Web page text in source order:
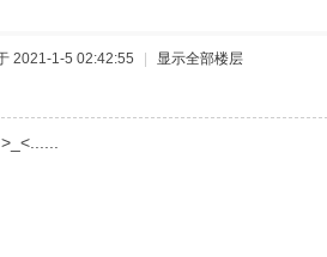
2021-1-5 02:42:55 显示全部楼层